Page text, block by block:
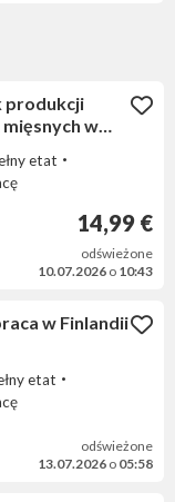
produkcji
w
etat
14,99 €
odświeżone
10.07.2026 o 10:43
w Finlandii
etat
odświeżone
13.07.2026 o 05:58